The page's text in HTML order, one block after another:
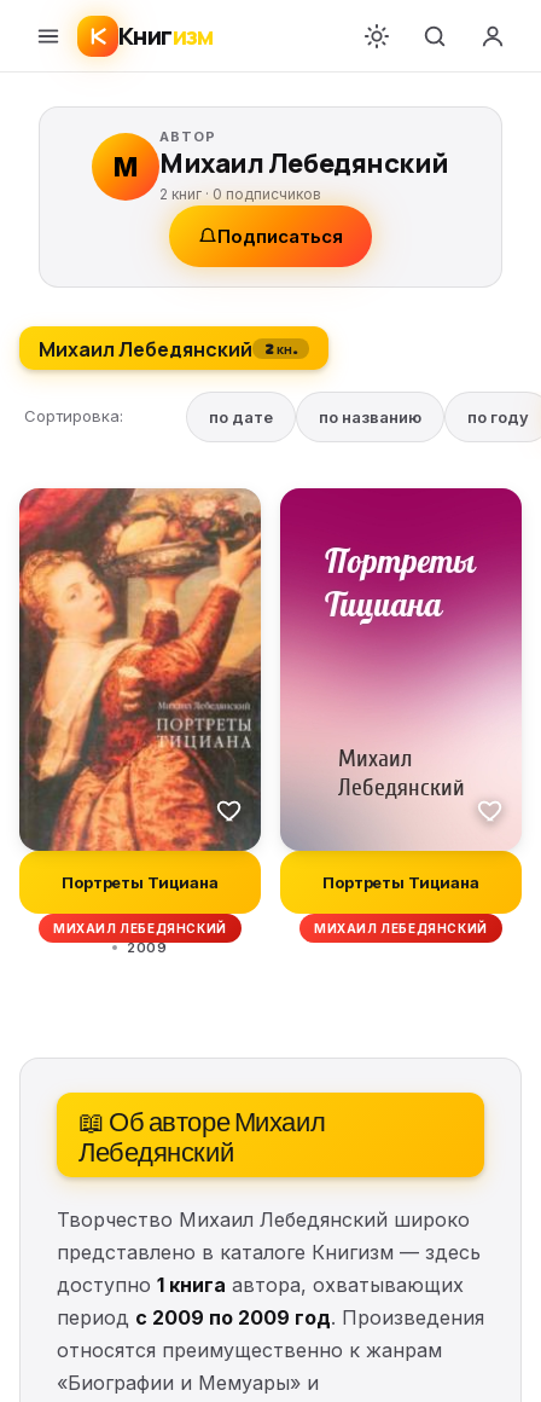
Книгизм
М
АВТОР
Михаил Лебедянский
2 книг · 0 подписчиков
Подписаться
Михаил Лебедянский 2 кн.
Сортировка: по дате по названию по году
Портреты Тициана
МИХАИЛ ЛЕБЕДЯНСКИЙ
2009
Портреты Тициана
МИХАИЛ ЛЕБЕДЯНСКИЙ
📖 Об авторе Михаил
Лебедянский
Творчество Михаил Лебедянский широко
представлено в каталоге Книгизм — здесь
доступно 1 книга автора, охватывающих
период с 2009 по 2009 год. Произведения
относятся преимущественно к жанрам
«Биографии и Мемуары» и